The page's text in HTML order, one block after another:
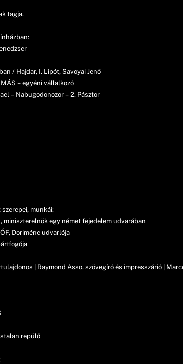
tagja.
/ Hajdar, I. Lipót, Savoyai Jenő
– egyéni vállalkozó
– Nabugodonozor – 2. Pásztor
munkái:
miniszterelnök egy német fejedelem udvarában
Doriméne udvarlója
| Raymond Asso, szövegíró és impresszárió |
repülő